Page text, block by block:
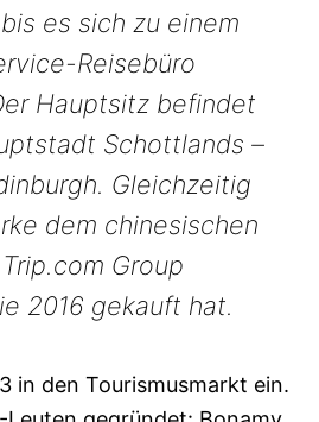
es sich zu einem
Reisebüro
Hauptsitz befindet
Schottlands –
Gleichzeitig
dem chinesischen
Group
2016 gekauft hat.
in den Tourismusmarkt ein.